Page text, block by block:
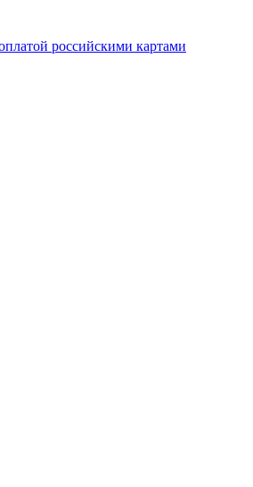
российскими картами